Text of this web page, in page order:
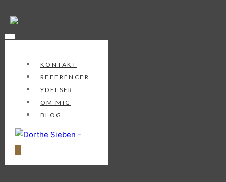
KONTAKT
REFERENCER
YDELSER
OM MIG
BLOG